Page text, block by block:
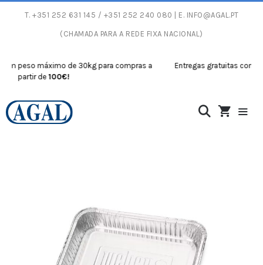
T. +351 252 631 145 / +351 252 240 080 | E. INFO@AGAL.PT
(CHAMADA PARA A REDE FIXA NACIONAL)
máximo de 30kg para compras a
partir de100€!
Entregas gratuitas com